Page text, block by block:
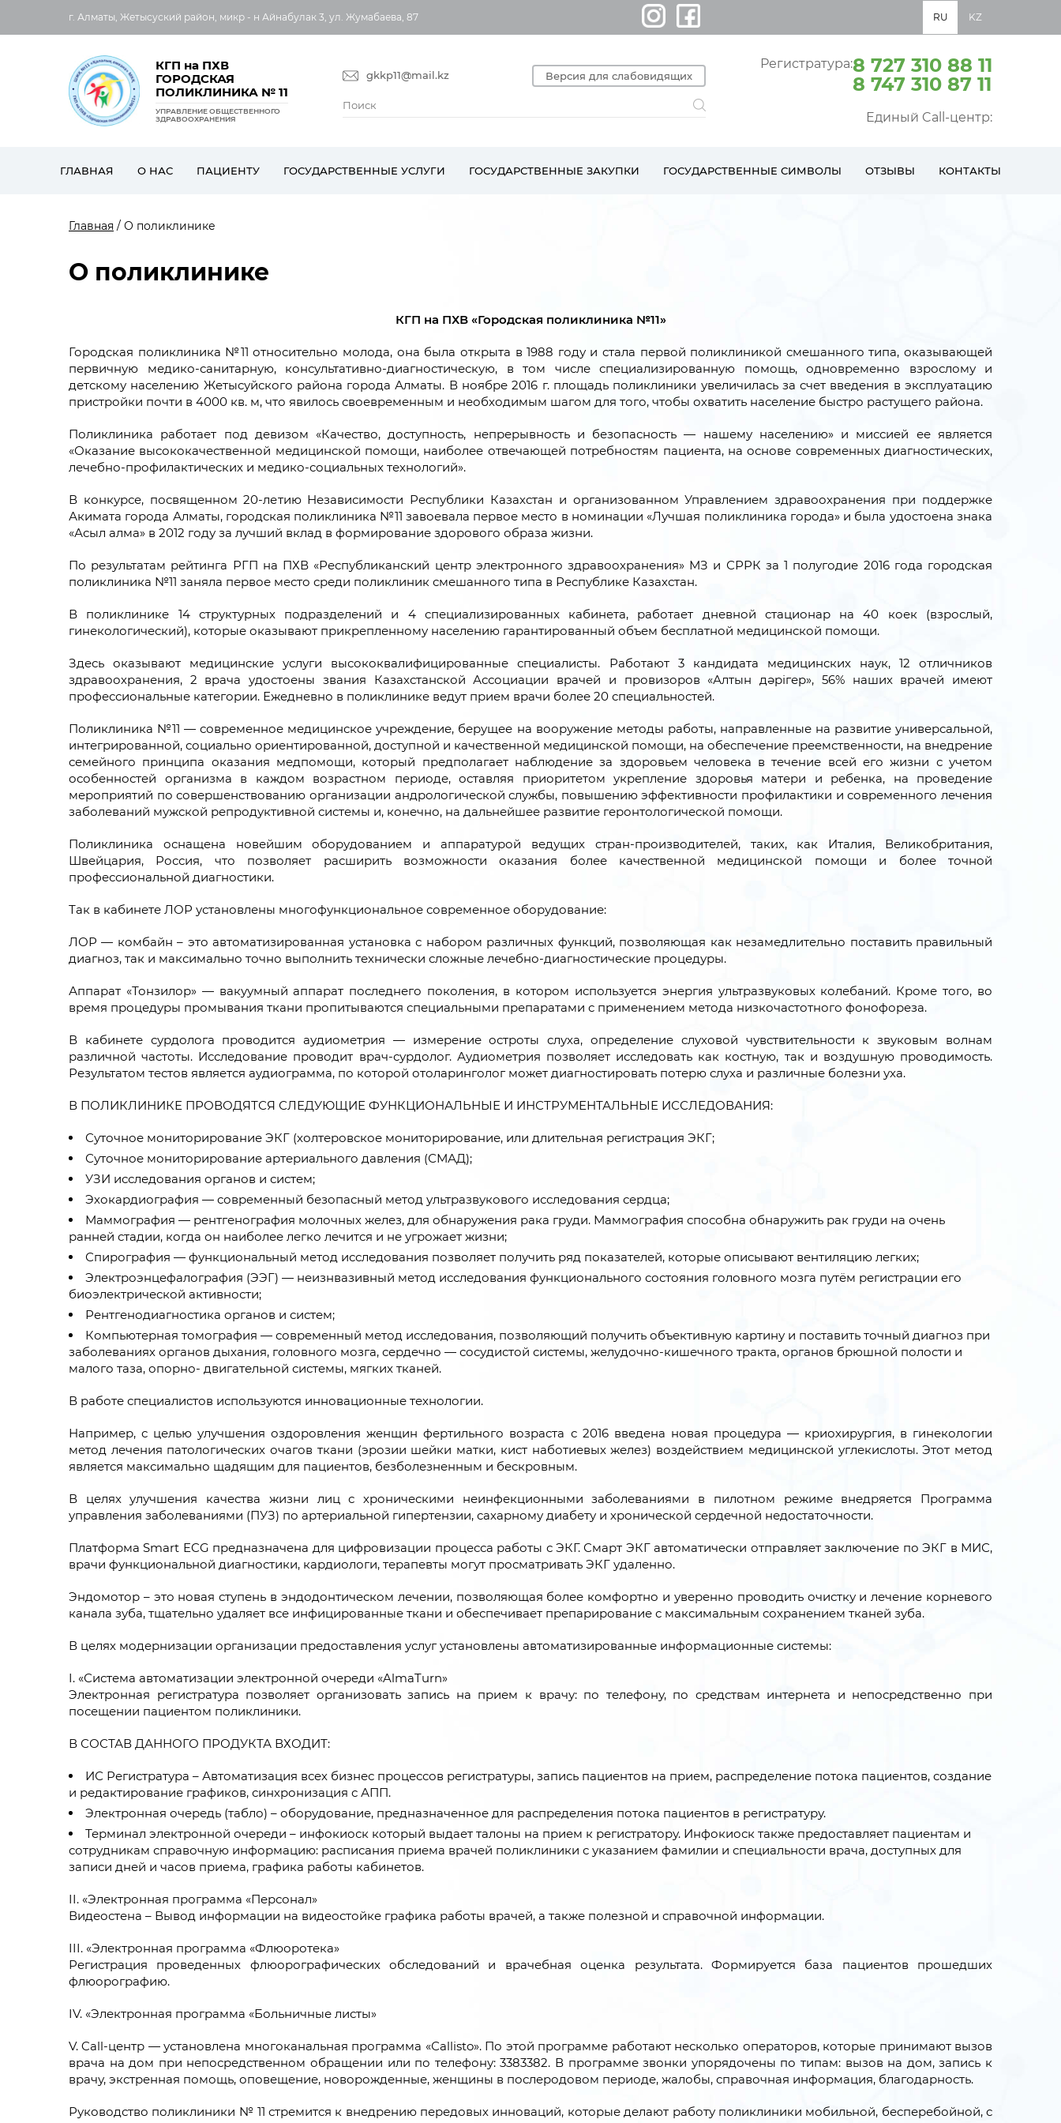
г. Алматы, Жетысуский район, микр - н Айнабулак 3, ул. Жумабаева, 87 RU KZ
КГП на ПХВ
ГОРОДСКАЯ
ПОЛИКЛИНИКА № 11
УПРАВЛЕНИЕ ОБЩЕСТВЕННОГО
ЗДРАВООХРАНЕНИЯ
gkkp11@mail.kz Версия для слабовидящих
Регистратура:8 727 310 88 11
8 747 310 87 11
Единый Call-центр:
ГЛАВНАЯ О НАС ПАЦИЕНТУ ГОСУДАРСТВЕННЫЕ УСЛУГИ ГОСУДАРСТВЕННЫЕ ЗАКУПКИ ГОСУДАРСТВЕННЫЕ СИМВОЛЫ ОТЗЫВЫ КОНТАКТЫ
Главная / О поликлинике
О поликлинике
КГП на ПХВ «Городская поликлиника №11»
Городская поликлиника №11 относительно молода, она была открыта в 1988 году и стала первой поликлиникой смешанного типа, оказывающей
первичную медико-санитарную, консультативно-диагностическую, в том числе специализированную помощь, одновременно взрослому и
детскому населению Жетысуйского района города Алматы. В ноябре 2016 г. площадь поликлиники увеличилась за счет введения в эксплуатацию
пристройки почти в 4000 кв. м, что явилось своевременным и необходимым шагом для того, чтобы охватить население быстро растущего района.
Поликлиника работает под девизом «Качество, доступность, непрерывность и безопасность — нашему населению» и миссией ее является
«Оказание высококачественной медицинской помощи, наиболее отвечающей потребностям пациента, на основе современных диагностических,
лечебно-профилактических и медико-социальных технологий».
В конкурсе, посвященном 20-летию Независимости Республики Казахстан и организованном Управлением здравоохранения при поддержке
Акимата города Алматы, городская поликлиника №11 завоевала первое место в номинации «Лучшая поликлиника города» и была удостоена знака
«Асыл алма» в 2012 году за лучший вклад в формирование здорового образа жизни.
По результатам рейтинга РГП на ПХВ «Республиканский центр электронного здравоохранения» МЗ и СРРК за 1 полугодие 2016 года городская
поликлиника №11 заняла первое место среди поликлиник смешанного типа в Республике Казахстан.
В поликлинике 14 структурных подразделений и 4 специализированных кабинета, работает дневной стационар на 40 коек (взрослый,
гинекологический), которые оказывают прикрепленному населению гарантированный объем бесплатной медицинской помощи.
Здесь оказывают медицинские услуги высококвалифицированные специалисты. Работают 3 кандидата медицинских наук, 12 отличников
здравоохранения, 2 врача удостоены звания Казахстанской Ассоциации врачей и провизоров «Алтын дәрігер», 56% наших врачей имеют
профессиональные категории. Ежедневно в поликлинике ведут прием врачи более 20 специальностей.
Поликлиника №11 — современное медицинское учреждение, берущее на вооружение методы работы, направленные на развитие универсальной,
интегрированной, социально ориентированной, доступной и качественной медицинской помощи, на обеспечение преемственности, на внедрение
семейного принципа оказания медпомощи, который предполагает наблюдение за здоровьем человека в течение всей его жизни с учетом
особенностей организма в каждом возрастном периоде, оставляя приоритетом укрепление здоровья матери и ребенка, на проведение
мероприятий по совершенствованию организации андрологической службы, повышению эффективности профилактики и современного лечения
заболеваний мужской репродуктивной системы и, конечно, на дальнейшее развитие геронтологической помощи.
Поликлиника оснащена новейшим оборудованием и аппаратурой ведущих стран-производителей, таких, как Италия, Великобритания,
Швейцария, Россия, что позволяет расширить возможности оказания более качественной медицинской помощи и более точной
профессиональной диагностики.
Так в кабинете ЛОР установлены многофункциональное современное оборудование:
ЛОР — комбайн – это автоматизированная установка с набором различных функций, позволяющая как незамедлительно поставить правильный
диагноз, так и максимально точно выполнить технически сложные лечебно-диагностические процедуры.
Аппарат «Тонзилор» — вакуумный аппарат последнего поколения, в котором используется энергия ультразвуковых колебаний. Кроме того, во
время процедуры промывания ткани пропитываются специальными препаратами с применением метода низкочастотного фонофореза.
В кабинете сурдолога проводится аудиометрия — измерение остроты слуха, определение слуховой чувствительности к звуковым волнам
различной частоты. Исследование проводит врач-сурдолог. Аудиометрия позволяет исследовать как костную, так и воздушную проводимость.
Результатом тестов является аудиограмма, по которой отоларинголог может диагностировать потерю слуха и различные болезни уха.
В ПОЛИКЛИНИКЕ ПРОВОДЯТСЯ СЛЕДУЮЩИЕ ФУНКЦИОНАЛЬНЫЕ И ИНСТРУМЕНТАЛЬНЫЕ ИССЛЕДОВАНИЯ:
Суточное мониторирование ЭКГ (холтеровское мониторирование, или длительная регистрация ЭКГ;
Суточное мониторирование артериального давления (СМАД);
УЗИ исследования органов и систем;
Эхокардиография — современный безопасный метод ультразвукового исследования сердца;
Маммография — рентгенография молочных желез, для обнаружения рака груди. Маммография способна обнаружить рак груди на очень
ранней стадии, когда он наиболее легко лечится и не угрожает жизни;
Спирография — функциональный метод исследования позволяет получить ряд показателей, которые описывают вентиляцию легких;
Электроэнцефалография (ЭЭГ) — неизнвазивный метод исследования функционального состояния головного мозга путём регистрации его
биоэлектрической активности;
Рентгенодиагностика органов и систем;
Компьютерная томография — современный метод исследования, позволяющий получить объективную картину и поставить точный диагноз при
заболеваниях органов дыхания, головного мозга, сердечно — сосудистой системы, желудочно-кишечного тракта, органов брюшной полости и
малого таза, опорно- двигательной системы, мягких тканей.
В работе специалистов используются инновационные технологии.
Например, с целью улучшения оздоровления женщин фертильного возраста с 2016 введена новая процедура — криохирургия, в гинекологии
метод лечения патологических очагов ткани (эрозии шейки матки, кист наботиевых желез) воздействием медицинской углекислоты. Этот метод
является максимально щадящим для пациентов, безболезненным и бескровным.
В целях улучшения качества жизни лиц с хроническими неинфекционными заболеваниями в пилотном режиме внедряется Программа
управления заболеваниями (ПУЗ) по артериальной гипертензии, сахарному диабету и хронической сердечной недостаточности.
Платформа Smart ECG предназначена для цифровизации процесса работы с ЭКГ. Смарт ЭКГ автоматически отправляет заключение по ЭКГ в МИС,
врачи функциональной диагностики, кардиологи, терапевты могут просматривать ЭКГ удаленно.
Эндомотор – это новая ступень в эндодонтическом лечении, позволяющая более комфортно и уверенно проводить очистку и лечение корневого
канала зуба, тщательно удаляет все инфицированные ткани и обеспечивает препарирование с максимальным сохранением тканей зуба.
В целях модернизации организации предоставления услуг установлены автоматизированные информационные системы:
I. «Система автоматизации электронной очереди «AlmaTurn»
Электронная регистратура позволяет организовать запись на прием к врачу: по телефону, по средствам интернета и непосредственно при
посещении пациентом поликлиники.
В СОСТАВ ДАННОГО ПРОДУКТА ВХОДИТ:
ИС Регистратура – Автоматизация всех бизнес процессов регистратуры, запись пациентов на прием, распределение потока пациентов, создание
и редактирование графиков, синхронизация с АПП.
Электронная очередь (табло) – оборудование, предназначенное для распределения потока пациентов в регистратуру.
Терминал электронной очереди – инфокиоск который выдает талоны на прием к регистратору. Инфокиоск также предоставляет пациентам и
сотрудникам справочную информацию: расписания приема врачей поликлиники с указанием фамилии и специальности врача, доступных для
записи дней и часов приема, графика работы кабинетов.
II. «Электронная программа «Персонал»
Видеостена – Вывод информации на видеостойке графика работы врачей, а также полезной и справочной информации.
III. «Электронная программа «Флюоротека»
Регистрация проведенных флюорографических обследований и врачебная оценка результата. Формируется база пациентов прошедших
флюорографию.
IV. «Электронная программа «Больничные листы»
V. Cаll-центр — установлена многоканальная программа «Сallisto». По этой программе работают несколько операторов, которые принимают вызов
врача на дом при непосредственном обращении или по телефону: 3383382. В программе звонки упорядочены по типам: вызов на дом, запись к
врачу, экстренная помощь, оповещение, новорожденные, женщины в послеродовом периоде, жалобы, справочная информация, благодарность.
Руководство поликлиники № 11 стремится к внедрению передовых инноваций, которые делают работу поликлиники мобильной, бесперебойной, с